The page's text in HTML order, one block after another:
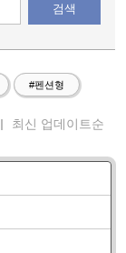
검색
#펜션형
최신 업데이트순